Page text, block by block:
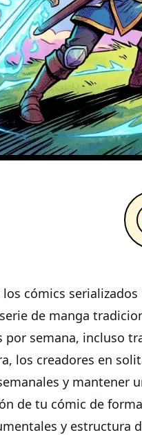
los cómics
de manga
por semana, incluso
los creadores en
y mantener
de tu cómic de
y estructura